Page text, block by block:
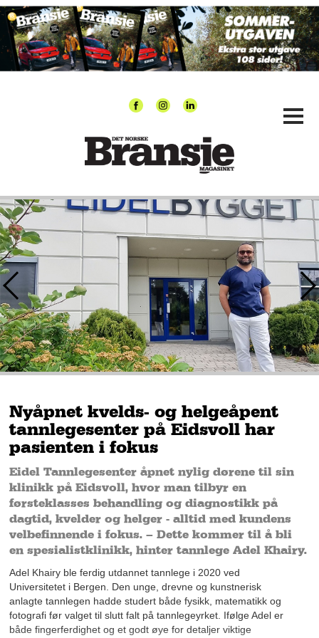
Nyåpnet kvelds- og helgeåpent
tannlegesenter på Eidsvoll har
pasienten i fokus
Eidel Tannlegesenter åpnet nylig dørene til sin
klinikk på Eidsvoll, hvor man tilbyr en
førsteklasses behandling og diagnostikk på
dagtid, kvelder og helger - alltid med kundens
velbefinnende i fokus. – Dette kommer til å bli
en spesialistklinikk, hinter tannlege Adel Khairy.
Adel Khairy ble ferdig utdannet tannlege i 2020 ved
Universitetet i Bergen. Den unge, drevne og kunstnerisk
anlagte tannlegen hadde studert både fysikk, matematikk og
fotografi før valget til slutt falt på tannlegeyrket. Ifølge Adel er
både fingerferdighet og et godt øye for detaljer viktige